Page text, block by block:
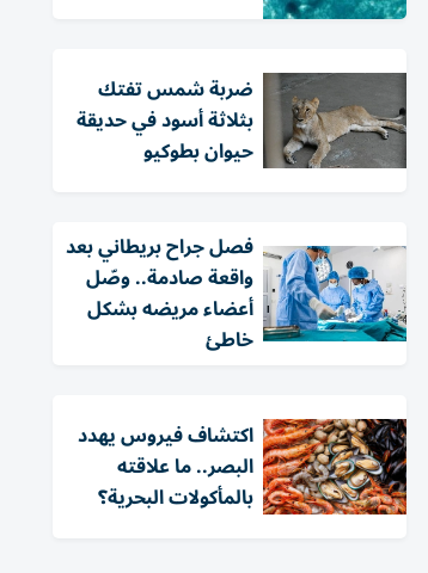
ضربة شمس تفتك
بثلاثة أسود في حديقة
حيوان بطوكيو
فصل جراح بريطاني بعد
واقعة صادمة.. وصّل
أعضاء مريضه بشكل
خاطئ
اكتشاف فيروس يهدد
البصر.. ما علاقته
بالمأكولات البحرية؟